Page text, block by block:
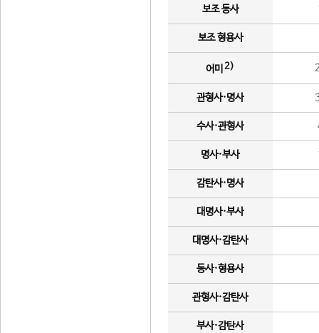
보조 동사
보조 형용사
어미 2)
관형사·명사
수사·관형사
명사·부사
감탄사·명사
대명사·부사
대명사·감탄사
동사·형용사
관형사·감탄사
부사·감탄사